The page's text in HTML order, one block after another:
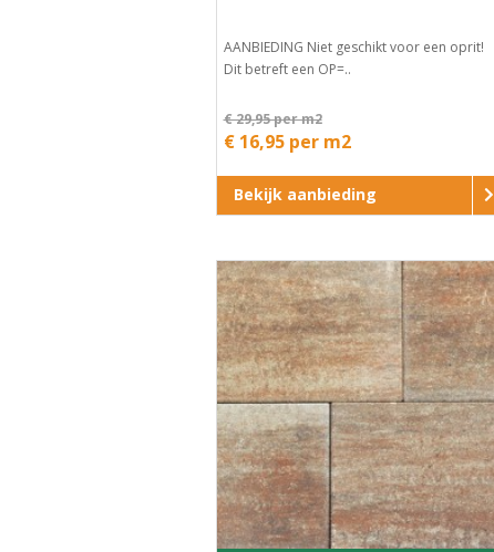
AANBIEDING Niet geschikt voor een oprit!
Dit betreft een OP=..
€ 29,95 per m2
€ 16,95 per m2
Bekijk aanbieding